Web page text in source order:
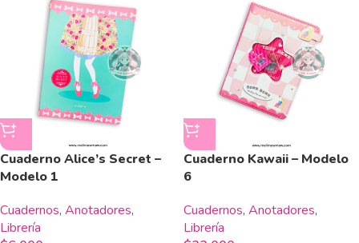
Cuaderno Alice’s Secret –
Modelo 1
Cuadernos, Anotadores,
Librería
Cuaderno Kawaii – Modelo
6
Cuadernos, Anotadores,
Librería